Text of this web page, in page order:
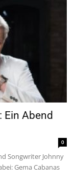
Ein Abend
0
Songwriter Johnny
Gema Cabanas